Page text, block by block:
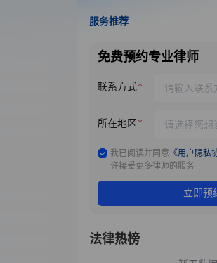
服务推荐
免费预约专业律师
联系方式
所在地区
我已阅读并同意 《用户隐私
许接受更多律师的服务
立即预
法律热榜